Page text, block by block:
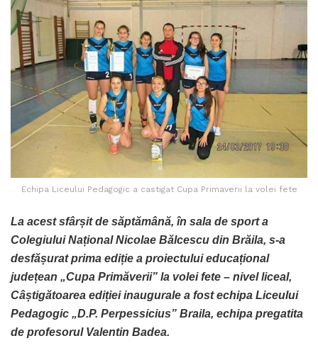
Echipa Liceului Pedagogic a castigat Cupa Primaverii la volei fete
La acest sfârșit de săptămână, în sala de sport a
Colegiului Național Nicolae Bălcescu din Brăila, s-a
desfășurat prima ediție a proiectului educațional
județean „Cupa Primăverii” la volei fete – nivel liceal,
Câștigătoarea ediției inaugurale a fost echipa Liceului
Pedagogic „D.P. Perpessicius” Braila, echipa pregatita
de profesorul Valentin Badea.